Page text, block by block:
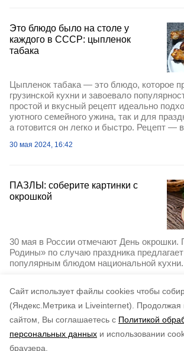
Cайт использует файлы cookies чтобы
(Яндекс.Метрика и Liveinternet).
Продолжая
сайтом, Вы соглашаетесь с Политикой
персональных данных и использовании
браузера.
Это блюдо было на столе у
каждого в СССР: цыпленок
табака
Цыпленок табака — это блюдо, которое
грузинской кухни и завоевало
простой и вкусный рецепт идеально
уютного семейного ужина, так и для
а готовится он легко и быстро. Рецепт —
30 мая 2024, 16:42
ПАЗЛЫ: соберите картинки с
окрошкой
30 мая в России отмечают День окрошки.
Родины» по случаю праздника
популярным блюдом национальной кухни.